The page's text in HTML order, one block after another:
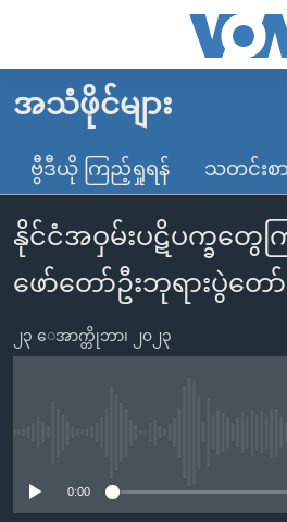
လွယ်ကူ
သည့်
Link
များ
ပင်မ
သို့
မူလစာမျက်နှာ
မြန်မာ
ကမ္ဘာ့သတင်းများ
နိုင်ငံတကာ
အမေရိကန်
အစ္စရေး-ပါလက်စတိုင်း
ဗွီဒီယို
သတင်းလွတ်လပ်ခွင့်
ရပ်ဝန်းတခု လမ်းတခု အလွန်
အင်္ဂလိပ်စာလေ့လာမယ်
အသံဖိုင်များ
ဗွီဒီယို ကြည့်ရှုရန် သတင်းစ
နိုင်ငံအဝှမ်းပဋိပက္ခတွေက
ဖော်တော်ဦးဘုရားပွဲတေ
၂၃ ေအာက္တိုဘာ၊ ၂၀၂၃
0:00